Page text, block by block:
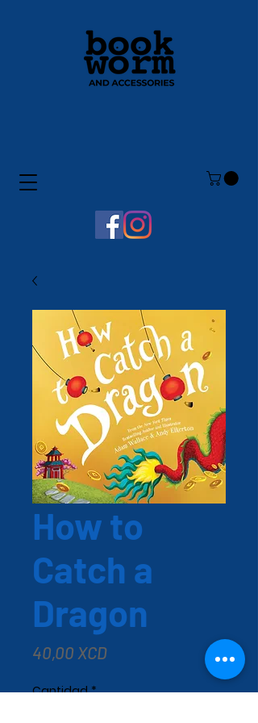
How to
Catch a
Dragon
40,00 XCDPrecio
Cantidad *